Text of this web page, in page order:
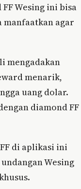
Wesing ini bisa
manfaatkan agar
mengadakan
menarik,
uang dolar.
diamond FF
di aplikasi ini
Wesing